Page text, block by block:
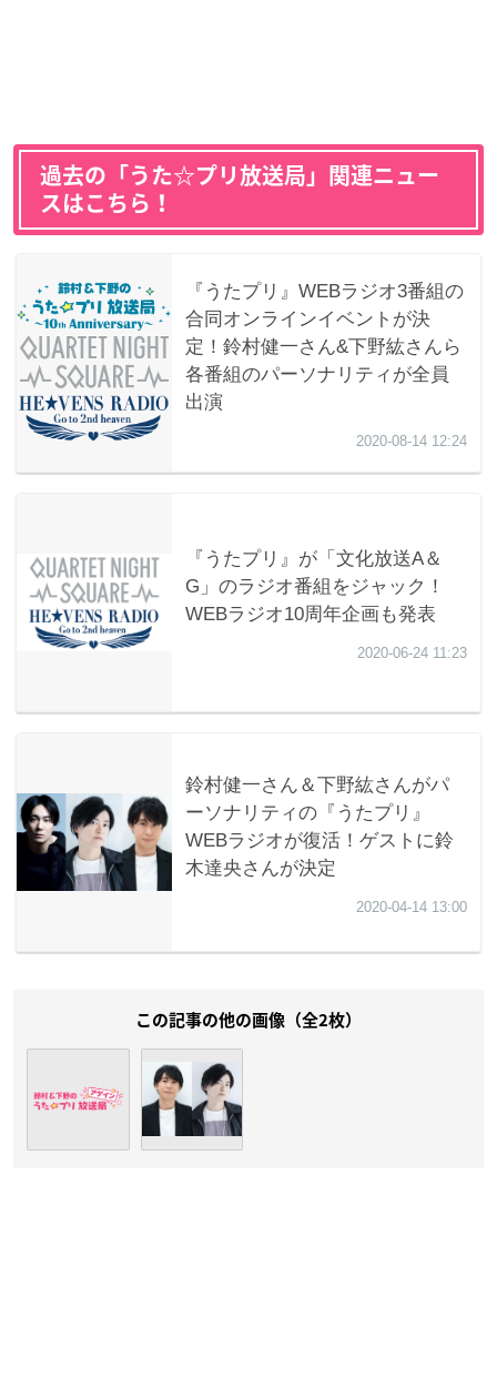
過去の「うた☆プリ放送局」関連ニュー
スはこちら！
この記事の他の画像（全2枚）